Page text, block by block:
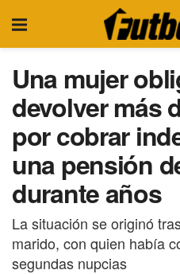
Una mujer
devolver más
por cobrar
una pensión
durante años
La situación se originó
marido, con quien había
segundas nupcias